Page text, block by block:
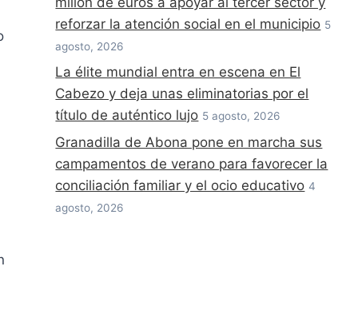
reforzar la atención social en el municipio 5
agosto, 2026
La élite mundial entra en escena en El
Cabezo y deja unas eliminatorias por el
título de auténtico lujo 5 agosto, 2026
Granadilla de Abona pone en marcha sus
campamentos de verano para favorecer la
conciliación familiar y el ocio educativo 4
agosto, 2026